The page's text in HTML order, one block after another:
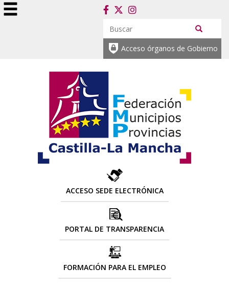
Acceso órganos de Gobierno
ACCESO SEDE ELECTRÓNICA
PORTAL DE TRANSPARENCIA
FORMACIÓN PARA EL EMPLEO